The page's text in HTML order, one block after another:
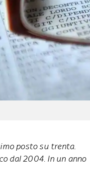
posto su trenta.
dal 2004. In un anno